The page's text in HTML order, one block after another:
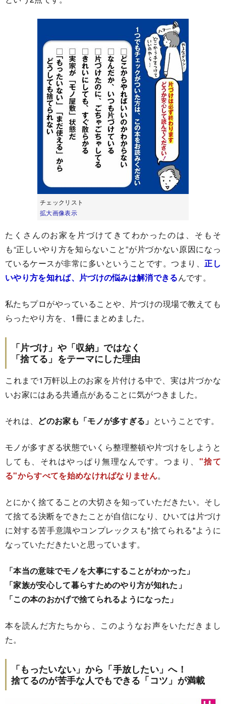
チェックリスト
拡大画像表示
たくさんのお家を片づけてきてわかったのは、そもそ
も“正しいやり方を知らないこと”が片づかない原因になっ
ているケースが非常に多いということです。つまり、正し
いやり方を知れば、片づけの悩みは解消できるんです。
私たちプロがやっていることや、片づけの現場で教えても
らったやり方を、1冊にまとめました。
「片づけ」や「収納」ではなく
「捨てる」をテーマにした理由
これまで1万軒以上のお家を片付ける中で、実は片づかな
いお家にはある共通点があることに気がつきました。
それは、 どのお家も「モノが多すぎる」 ということです。
モノが多すぎる状態でいくら整理整頓や片づけをしようと
しても、それはやっぱり無理なんです。つまり、 "捨て
る"からすべてを始めなければなりません。
とにかく捨てることの大切さを知っていただきたい。そし
て捨てる決断をできたことが自信になり、ひいては片づけ
に対する苦手意識やコンプレックスも"捨てられる"ように
なっていただきたいと思っています。
「本当の意味でモノを大事にすることがわかった」
「家族が安心して暮らすためのやり方が知れた」
「この本のおかげで捨てられるようになった」
本を読んだ方たちから、このようなお声をいただきまし
た。
「もったいない」から「手放したい」へ！
捨てるのが苦手な人でもできる「コツ」が満載